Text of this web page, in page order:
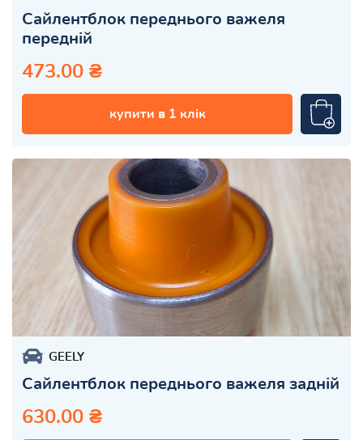
Сайлентблок переднього важеля
передній
473.00 ₴
купити в 1 клік
GEELY
Сайлентблок переднього важеля задній
630.00 ₴